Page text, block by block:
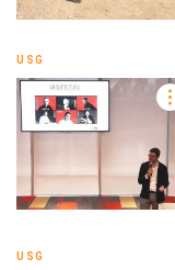
USG
USG